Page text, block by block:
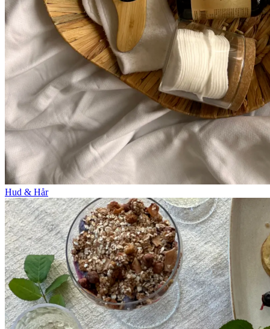
Hud & Hår